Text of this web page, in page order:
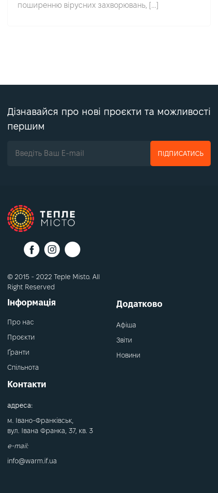
поширенню вірусних захворювань, […]
Дізнавайся про нові проєкти та можливості
першим
ПІДПИСАТИСЬ
© 2015 - 2022 Teple Misto. All
Right Reserved
Інформація
Про нас
Проєкти
Ґранти
Спільнота
Додатково
Афіша
Звіти
Новини
Контакти
адреса:
м. Івано-Франківськ,
вул. Івана Франка, 37, кв. 3
e-mail:
info@warm.if.ua